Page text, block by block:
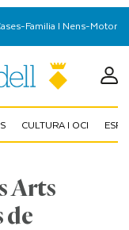
-Familia I Nens-Motor
CULTURA I OCI
Arts
de